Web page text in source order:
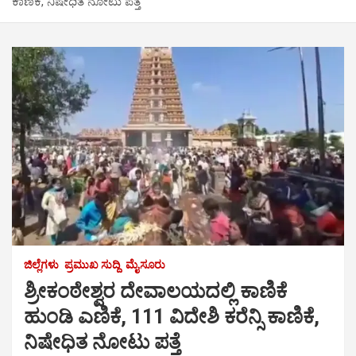
ಜಿಲ್ಲೆಗಳು ಪ್ರಮುಖ ಸುದ್ದಿ ಮೈಸೂರು
ಶ್ರೀಕಂಠೇಶ್ವರ ದೇವಾಲಯದಲ್ಲಿ ಕಾಣಿಕೆ
ಹುಂಡಿ ಎಣಿಕೆ, 111 ವಿದೇಶಿ ಕರೆನ್ಸಿ ಕಾಣಿಕೆ,
ನಿಷೇಧಿತ ನೋಟು ಪತ್ತೆ